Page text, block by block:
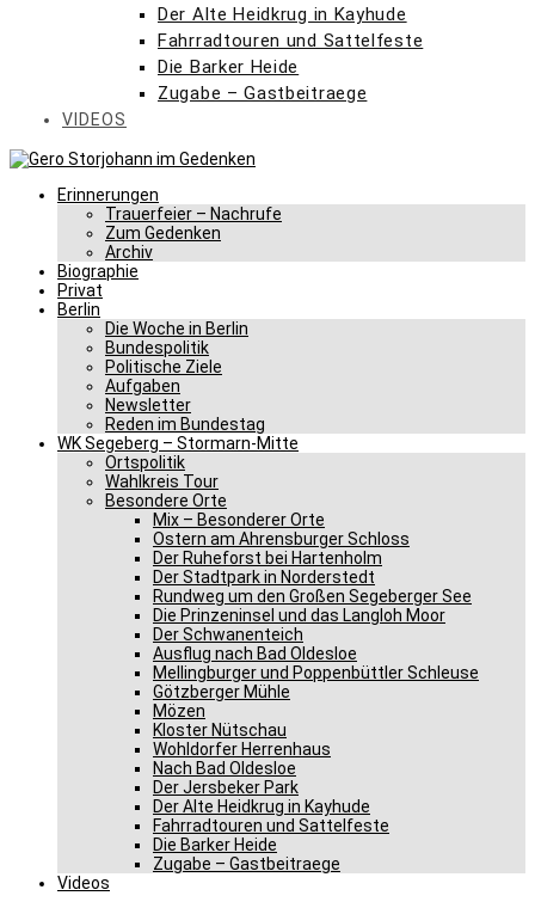
Der Alte Heidkrug in Kayhude
Fahrradtouren und Sattelfeste
Die Barker Heide
Zugabe – Gastbeitraege
VIDEOS
Erinnerungen
Trauerfeier – Nachrufe
Zum Gedenken
Archiv
Biographie
Privat
Berlin
Die Woche in Berlin
Bundespolitik
Politische Ziele
Aufgaben
Newsletter
Reden im Bundestag
WK Segeberg – Stormarn-Mitte
Ortspolitik
Wahlkreis Tour
Besondere Orte
Mix – Besonderer Orte
Ostern am Ahrensburger Schloss
Der Ruheforst bei Hartenholm
Der Stadtpark in Norderstedt
Rundweg um den Großen Segeberger See
Die Prinzeninsel und das Langloh Moor
Der Schwanenteich
Ausflug nach Bad Oldesloe
Mellingburger und Poppenbüttler Schleuse
Götzberger Mühle
Mözen
Kloster Nütschau
Wohldorfer Herrenhaus
Nach Bad Oldesloe
Der Jersbeker Park
Der Alte Heidkrug in Kayhude
Fahrradtouren und Sattelfeste
Die Barker Heide
Zugabe – Gastbeitraege
Videos